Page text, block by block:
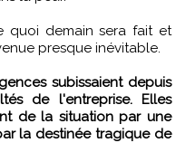
quoi demain sera fait et
presque inévitable.
subissaient depuis
de l'entreprise. Elles
de la situation par une
la destinée tragique de